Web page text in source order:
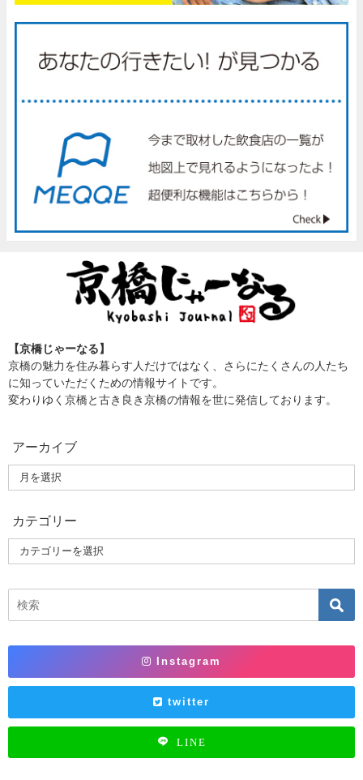
【京橋じゃーなる】
京橋の魅力を住み暮らす人だけではなく、さらにたくさんの人たち
に知っていただくための情報サイトです。
変わりゆく京橋と古き良き京橋の情報を世に発信しております。
アーカイブ
カテゴリー
Instagram
twitter
LINE